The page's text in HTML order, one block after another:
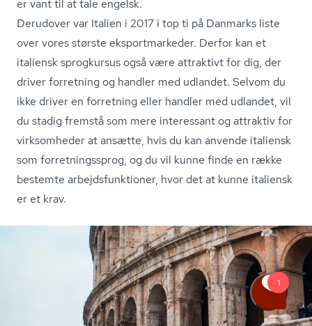
er vant til at tale engelsk.
Derudover var Italien i 2017 i top ti på Danmarks liste
over vores største eks­port­mar­ke­der. Derfor kan et
italiensk sprogkursus også være attraktivt for dig, der
driver forretning og handler med udlandet. Selvom du
ikke driver en forretning eller handler med udlandet, vil
du stadig fremstå som mere interessant og attraktiv for
virksomheder at ansætte, hvis du kan anvende italiensk
som for­ret­nings­sprog, og du vil kunne finde en række
bestemte ar­bejds­funk­tio­ner, hvor det at kunne italiensk
er et krav.